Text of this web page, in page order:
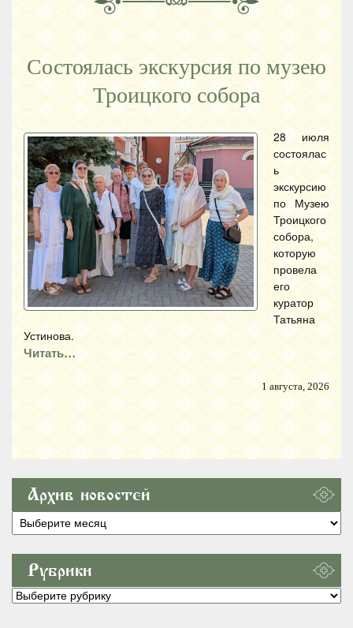
Состоялась экскурсия по музею
Троицкого собора
28 июля
состоялас
ь
экскурсию
по Музею
Троицкого
собора,
которую
провела
его
куратор
Татьяна
Устинова.
Читать…
1 августа, 2026
Архив новостей
Архив
новостей
Рубрики
Рубрики